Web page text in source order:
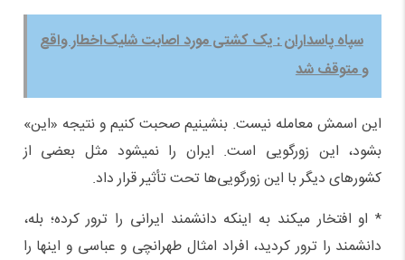
سپاه پاسداران : یک کشتی‌ مورد اصابت شلیک‌اخطار واقع
و متوقف شد
این اسمش معامله نیست. بنشینیم صحبت کنیم و نتیجه «این»
بشود، این زورگویی است. ایران را نمیشود مثل بعضی از
کشورهای دیگر با این زورگویی‌ها تحت تأثیر قرار داد.
* او افتخار میکند به اینکه دانشمند ایرانی را ترور کرده؛ بله،
دانشمند را ترور کردید، افراد امثال طهرانچی و عباسی و اینها را